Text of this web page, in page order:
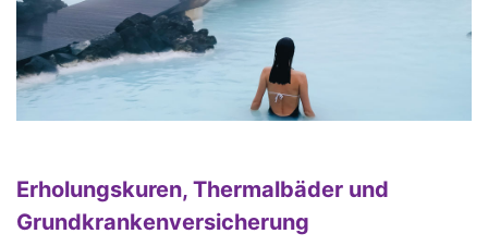
Erholungskuren, Thermalbäder und
Grundkrankenversicherung